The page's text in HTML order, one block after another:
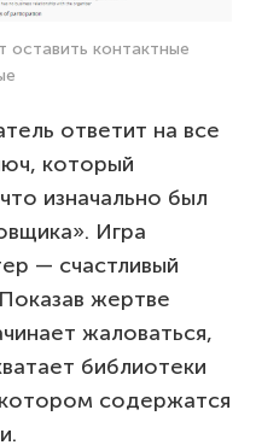
оставить контактные
ответит на все
который
изначально был
Игра
— счастливый
жертве
жаловаться,
библиотеки
содержатся